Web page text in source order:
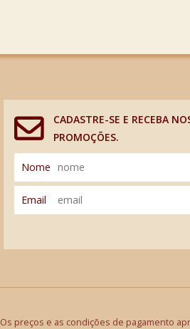
CADASTRE-SE E RECEBA
PROMOÇÕES.
Nome
Email
Os preços e as condições de pagamento